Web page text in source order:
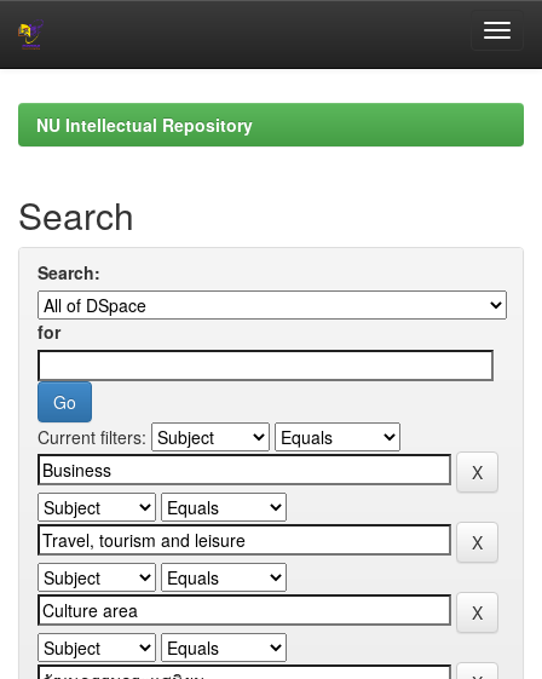
navigationNU Intellectual Repository
Search
Search:
for
Current filters: